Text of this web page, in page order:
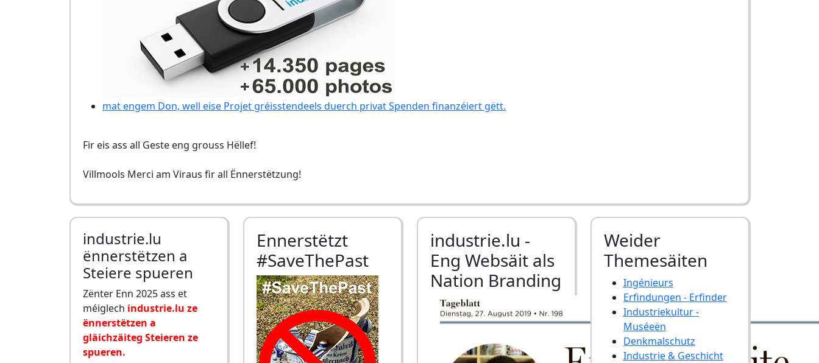
mat engem Don, well eise Projet gréisstendeels duerch privat Spenden finanzéiert gëtt.
Fir eis ass all Geste eng grouss Hëllef!
Villmools Merci am Viraus fir all Ënnerstëtzung!
industrie.lu
ënnerstëtzen a
Steiere spueren
Zënter Enn 2025 ass et
méiglech industrie.lu ze
ënnerstëtzen a
gläichzäiteg Steieren ze
spueren.
Ennerstëtzt
#SaveThePast
industrie.lu -
Eng Websäit als
Nation Branding
Weider
Themesäiten
Ingénieurs
Erfindungen - Erfinder
Industriekultur -
Muséeën
Denkmalschutz
Industrie & Geschicht